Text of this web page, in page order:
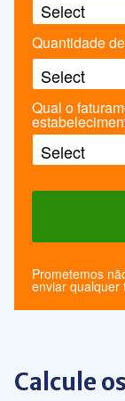
Quantidade
Qual o
Prometemos
enviar qualquer
Calcule